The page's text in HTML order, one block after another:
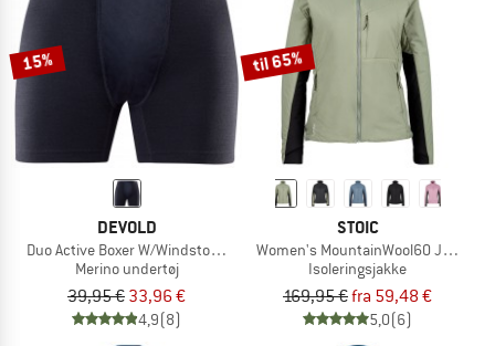
15%
DEVOLD
Duo Active Boxer W/Windstopper
Merino undertøj
39,95 € 33,96 €
4,9(8)
til 65%
STOIC
Women's MountainWool60
Isoleringsjakke
169,95 €fra 59,48 €
5,0(6)